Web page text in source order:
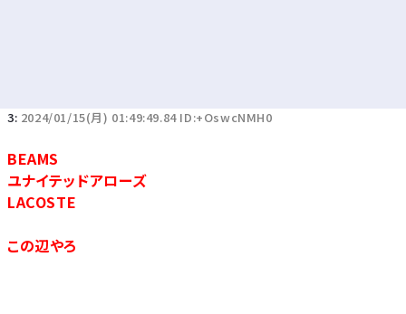
3: 2024/01/15(月) 01:49:49.84 ID:+OswcNMH0
BEAMS
ユナイテッドアローズ
LACOSTE
この辺やろ